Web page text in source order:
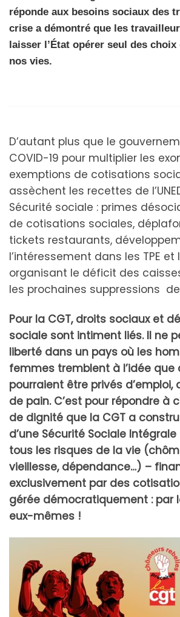
réponde aux besoins sociaux des
crise a démontré que les
laisser l’État opérer seul des
nos vies.
D’autant plus que le
COVID-19 pour multiplier les
exemptions de cotisations
assèchent les recettes de
Sécurité sociale : primes
de cotisations sociales,
tickets restaurants,
l’intéressement dans les TPE et
organisant le déficit des
les prochaines suppressions
Pour la CGT, droits sociaux et
sociale sont intiment liés. Il ne
liberté dans un pays où les
femmes tremblent à l’idée que
pourraient être privés d’emploi,
de pain. C’est pour répondre à
de dignité que la CGT a
d’une Sécurité Sociale
tous les risques de la vie
vieillesse, dépendance…) –
exclusivement par des
gérée démocratiquement : par
eux-mêmes !